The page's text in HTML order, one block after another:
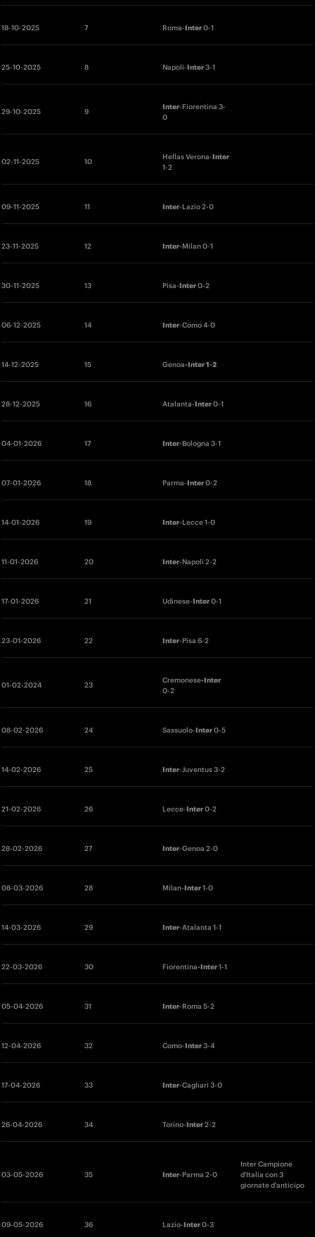
18-10-2025 7 Roma-Inter 0-1
25-10-2025 8 Napoli-Inter 3-1
29-10-2025 9
Inter-Fiorentina 3-
0
02-11-2025 10
Hellas Verona-Inter
1-2
09-11-2025 11 Inter-Lazio 2-0
23-11-2025 12 Inter-Milan 0-1
30-11-2025 13 Pisa-Inter 0-2
06-12-2025 14 Inter-Como 4-0
14-12-2025 15 Genoa-Inter 1-2
28-12-2025 16 Atalanta-Inter 0-1
04-01-2026 17 Inter-Bologna 3-1
07-01-2026 18 Parma-Inter 0-2
14-01-2026 19 Inter-Lecce 1-0
11-01-2026 20 Inter-Napoli 2-2
17-01-2026 21 Udinese-Inter 0-1
23-01-2026 22 Inter-Pisa 6-2
01-02-2024 23
Cremonese-Inter
0-2
08-02-2026 24 Sassuolo-Inter 0-5
14-02-2026 25 Inter-Juventus 3-2
21-02-2026 26 Lecce-Inter 0-2
28-02-2026 27 Inter-Genoa 2-0
08-03-2026 28 Milan-Inter 1-0
14-03-2026 29 Inter-Atalanta 1-1
22-03-2026 30 Fiorentina-Inter 1-1
05-04-2026 31 Inter-Roma 5-2
12-04-2026 32 Como-Inter 3-4
17-04-2026 33 Inter-Cagliari 3-0
26-04-2026 34 Torino-Inter 2-2
03-05-2026 35 Inter-Parma 2-0
Inter Campione
d'Italia con 3
giornate d'anticipo
09-05-2026 36 Lazio-Inter 0-3